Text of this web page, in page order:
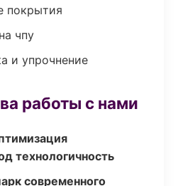
покрытия
чпу
и упрочнение
работы с нами
технологичность
современного